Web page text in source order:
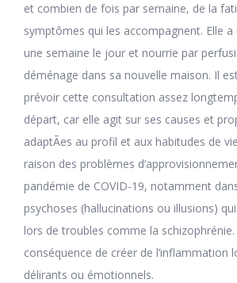
et combien de fois par semaine, de la
symptômes qui les accompagnent. Elle
une semaine le jour et nourrie par
déménage dans sa nouvelle maison. Il
prévoir cette consultation assez
départ, car elle agit sur ses causes et
adaptÃes au profil et aux habitudes de
raison des problèmes
pandémie de COVID-19, notamment
psychoses (hallucinations ou illusions)
lors de troubles comme la
conséquence de créer de l’inflammation
délirants ou émotionnels.